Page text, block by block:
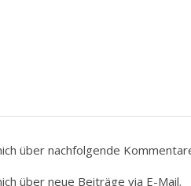
über nachfolgende
über neue Beiträge via E-Mail.